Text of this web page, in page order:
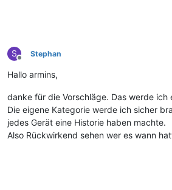
S
Offline
Stephan
Hallo armins,
danke für die Vorschläge. Das werde ich
Die eigene Kategorie werde ich sicher
jedes Gerät eine Historie haben machte.
Also Rückwirkend sehen wer es wann